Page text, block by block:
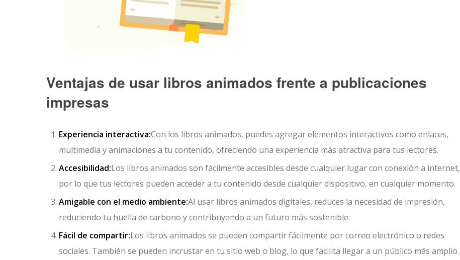
Ventajas de usar libros animados frente a publicaciones
impresas
Experiencia interactiva:Con los libros animados, puedes agregar elementos interactivos como enlaces,
multimedia y animaciones a tu contenido, ofreciendo una experiencia más atractiva para tus lectores.
Accesibilidad:Los libros animados son fácilmente accesibles desde cualquier lugar con conexión a internet,
por lo que tus lectores pueden acceder a tu contenido desde cualquier dispositivo, en cualquier momento.
Amigable con el medio ambiente:Al usar libros animados digitales, reduces la necesidad de impresión,
reduciendo tu huella de carbono y contribuyendo a un futuro más sostenible.
Fácil de compartir:Los libros animados se pueden compartir fácilmente por correo electrónico o redes
sociales. También se pueden incrustar en tu sitio web o blog, lo que facilita llegar a un público más amplio.